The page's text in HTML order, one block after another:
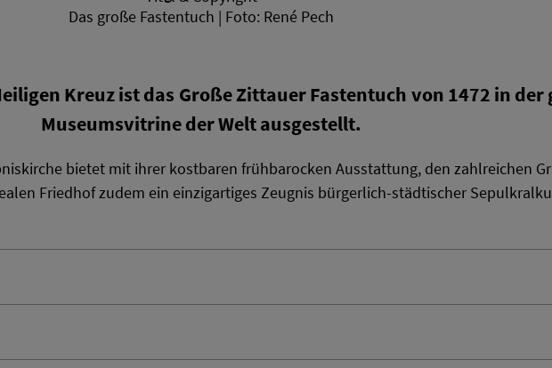
Das große Fastentuch | Foto: René Pech
Kreuz ist das Große Zittauer Fastentuch von 1472 in
Museumsvitrine der Welt ausgestellt.
bietet mit ihrer kostbaren frühbarocken Ausstattung, den zahlreichen
Friedhof zudem ein einzigartiges Zeugnis bürgerlich-städtischer